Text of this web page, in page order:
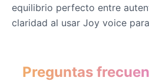
equilibrio perfecto entre
claridad al usar Joy voice
Preguntas